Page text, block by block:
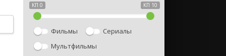
КП 0 КП 10
Фильмы
Сериалы
Мультфильмы